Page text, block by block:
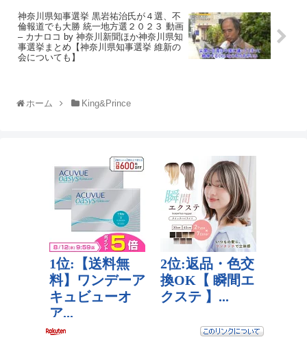
神奈川県知事選挙 黒岩祐治氏が４選、不
倫報道でも大勝 統一地方選２０２３ 動画
– カナロコ by 神奈川新聞ほか神奈川県知
事選挙まとめ【神奈川県知事選挙 維新の
会についても】
ホーム King&Prince